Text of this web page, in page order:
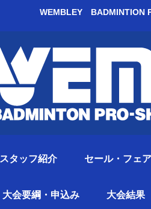
WEMBLEY BADMINTION
スタッフ紹介 セール・フェア
大会要綱・申込み 大会結果